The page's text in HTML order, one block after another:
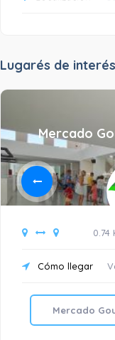
Lugarés de interés
Mercado
0.74
Cómo llegar
Mercado